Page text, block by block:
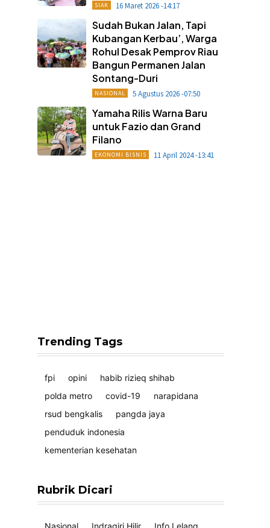
SIAK 16 Maret 2026 -14:17
Sudah Bukan Jalan, Tapi
Kubangan Kerbau’, Warga
Rohul Desak Pemprov Riau
Bangun Permanen Jalan
Sontang-Duri
NASIONAL 5 Agustus 2026 -07:50
Yamaha Rilis Warna Baru
untuk Fazio dan Grand
Filano
EKONOMI BISNIS 11 April 2024 -13:41
Trending Tags
fpi opini
habib rizieq shihab
polda metro
covid-19
narapidana
rsud bengkalis
pangda jaya
penduduk indonesia
kementerian kesehatan
Rubrik Dicari